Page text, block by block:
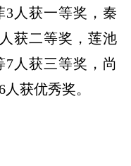
3人获一等奖，秦
获二等奖，莲池
人获三等奖，尚
获优秀奖。